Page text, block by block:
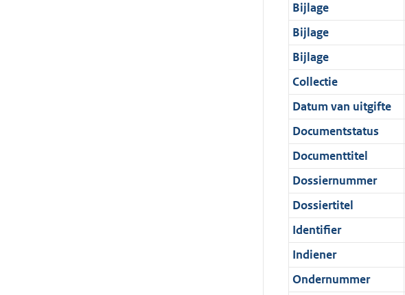
i
e
i
n
f
o
r
m
a
a
t
3
7
K
b
t
i
e
i
n
f
o
r
m
a
a
t
:
b
a
t
i
e
i
n
f
o
r
m
a
a
t
e
K
b
c
a
t
i
e
i
n
f
o
r
m
a
a
t
t
2
K
b
Bijlage
Bijlage
Bijlage
Collectie
Datum van uitgifte
Documentstatus
Documenttitel
Dossiernummer
Dossiertitel
Identifier
Indiener
Ondernummer